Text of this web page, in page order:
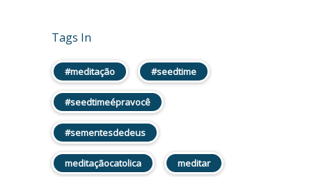
Tags In
#meditação #seedtime
#seedtimeépravocê
#sementesdedeus
meditaçãocatolica meditar